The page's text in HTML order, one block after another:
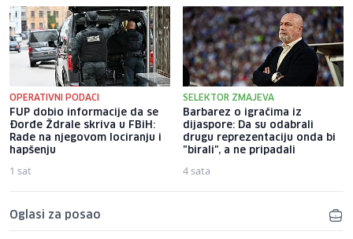
OPERATIVNI PODACI
FUP dobio informacije da se
Đorđe Ždrale skriva u FBiH:
Rade na njegovom lociranju i
hapšenju
1 sat
SELEKTOR ZMAJEVA
Barbarez o igračima iz
dijaspore: Da su odabrali
drugu reprezentaciju onda bi
"birali", a ne pripadali
4 sata
Oglasi za posao